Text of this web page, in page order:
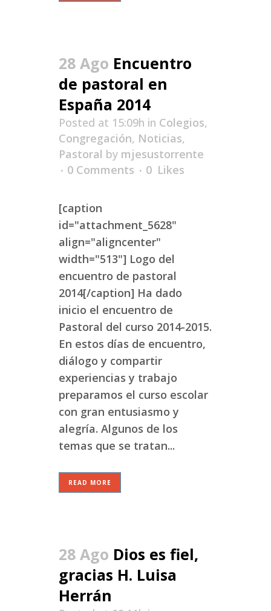
28 Ago Encuentro
de pastoral en
España 2014
Posted at 15:09h in Colegios,
Congregación, Noticias,
Pastoral by mjesustorrente
0 Comments
0 Likes
[caption
id="attachment_5628"
align="aligncenter"
width="513"] Logo del
encuentro de pastoral
2014[/caption] Ha dado
inicio el encuentro de
Pastoral del curso 2014-2015.
En estos días de encuentro,
diálogo y compartir
experiencias y trabajo
preparamos el curso escolar
con gran entusiasmo y
alegría. Algunos de los
temas que se tratan...
READ MORE
28 Ago Dios es fiel,
gracias H. Luisa
Herrán